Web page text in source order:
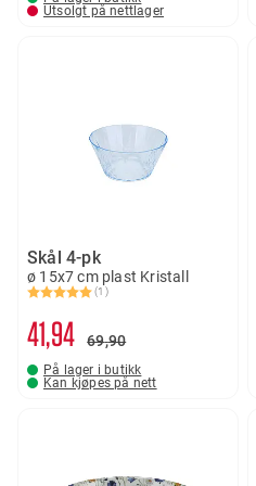
Utsolgt på nettlager
Skål 4-pk
ø 15x7 cm plast Kristall
Karakter:
(1)
5.0 av 5 mulige
41 94 69 90
På lager i butikk
Kan kjøpes på nett